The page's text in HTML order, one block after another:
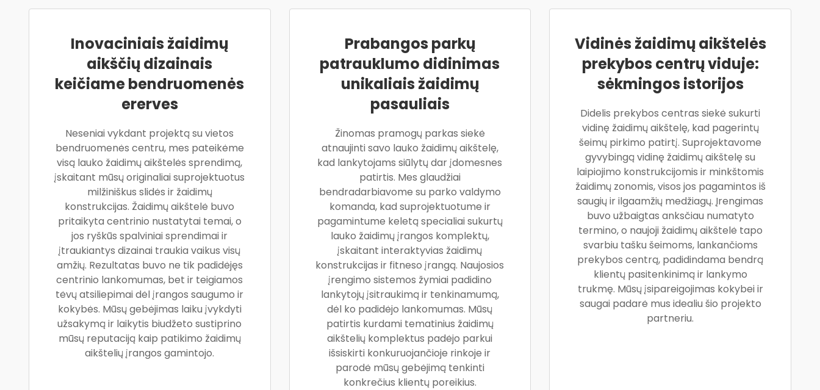
Inovaciniais žaidimų
aikščių dizainais
keičiame bendruomenės
ererves
Neseniai vykdant projektą su vietos
bendruomenės centru, mes pateikėme
visą lauko žaidimų aikštelės sprendimą,
įskaitant mūsų originaliai suprojektuotus
milžiniškus slidės ir žaidimų
konstrukcijas. Žaidimų aikštelė buvo
pritaikyta centrinio nustatytai temai, o
jos ryškūs spalviniai sprendimai ir
įtraukiantys dizainai traukia vaikus visų
amžių. Rezultatas buvo ne tik padidėjęs
centrinio lankomumas, bet ir teigiamos
tėvų atsiliepimai dėl įrangos saugumo ir
kokybės. Mūsų gebėjimas laiku įvykdyti
užsakymą ir laikytis biudžeto sustiprino
mūsų reputaciją kaip patikimo žaidimų
aikštelių įrangos gamintojo.
Prabangos parkų
patrauklumo didinimas
unikaliais žaidimų
pasauliais
Žinomas pramogų parkas siekė
atnaujinti savo lauko žaidimų aikštelę,
kad lankytojams siūlytų dar įdomesnes
patirtis. Mes glaudžiai
bendradarbiavome su parko valdymo
komanda, kad suprojektuotume ir
pagamintume keletą specialiai sukurtų
lauko žaidimų įrangos komplektų,
įskaitant interaktyvias žaidimų
konstrukcijas ir fitneso įrangą. Naujosios
įrengimo sistemos žymiai padidino
lankytojų įsitraukimą ir tenkinamumą,
dėl ko padidėjo lankomumas. Mūsų
patirtis kurdami tematinius žaidimų
aikštelių komplektus padėjo parkui
išsiskirti konkuruojančioje rinkoje ir
parodė mūsų gebėjimą tenkinti
konkrečius klientų poreikius.
Vidinės žaidimų aikštelės
prekybos centrų viduje:
sėkmingos istorijos
Didelis prekybos centras siekė sukurti
vidinę žaidimų aikštelę, kad pagerintų
šeimų pirkimo patirtį. Suprojektavome
gyvybingą vidinę žaidimų aikštelę su
laipiojimo konstrukcijomis ir minkštomis
žaidimų zonomis, visos jos pagamintos iš
saugių ir ilgaamžių medžiagų. Įrengimas
buvo užbaigtas anksčiau numatyto
termino, o naujoji žaidimų aikštelė tapo
svarbiu tašku šeimoms, lankančioms
prekybos centrą, padidindama bendrą
klientų pasitenkinimą ir lankymo
trukmę. Mūsų įsipareigojimas kokybei ir
saugai padarė mus idealiu šio projekto
partneriu.